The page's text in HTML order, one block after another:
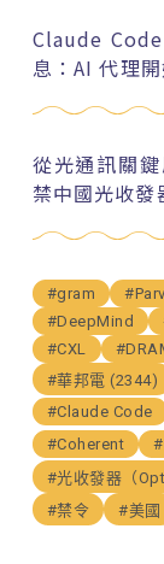
Claude
息：AI 代理
從光通訊關
禁中國光收發
#gram
#DeepMind
#CXL
#華邦電 (2344)
#Claude Code
#Coherent
#光收發器（
#禁令
#美國